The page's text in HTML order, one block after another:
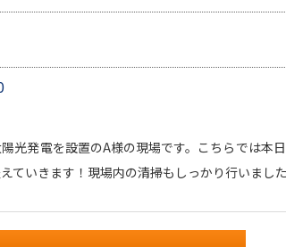
光発電を設置のA様の現場です。こちらでは
えていきます！現場内の清掃もしっかり行いま